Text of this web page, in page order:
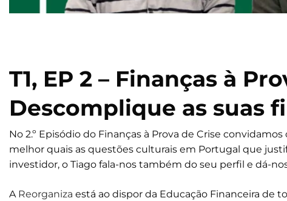
T1, EP 2 – Finanças à
Descomplique as suas
No 2.º Episódio do Finanças à Prova de Crise
melhor quais as questões culturais em Portugal que
investidor, o Tiago fala-nos também do seu perfil e dá-
A Reorganiza está ao dispor da Educação Financeira de